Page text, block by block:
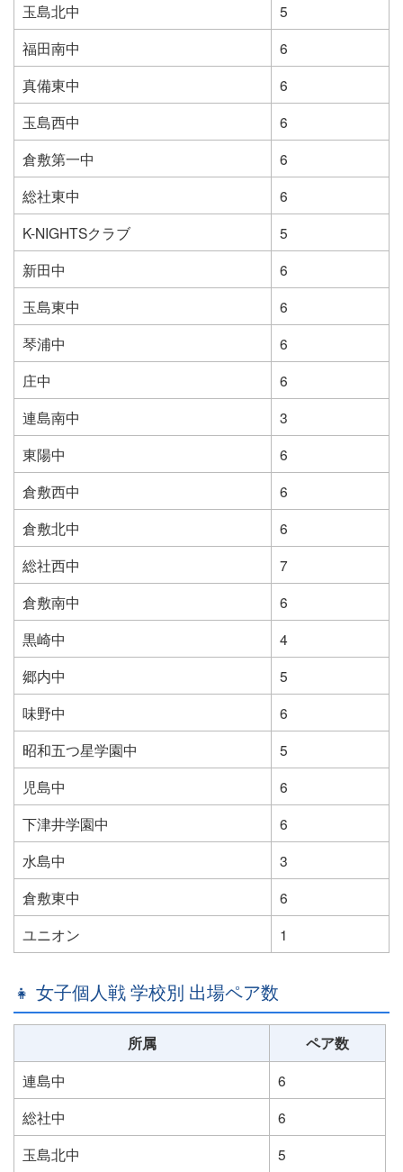
玉島北中
5
福田南中
6
真備東中
6
玉島西中
6
倉敷第一中
6
総社東中
6
K-NIGHTSクラブ
5
新田中
6
玉島東中
6
琴浦中
6
庄中
6
連島南中
3
東陽中
6
倉敷西中
6
倉敷北中
6
総社西中
7
倉敷南中
6
黒崎中
4
郷内中
5
味野中
6
昭和五つ星学園中
5
児島中
6
下津井学園中
6
水島中
3
倉敷東中
6
ユニオン
1
👧 女子個人戦 学校別 出場ペア数
所属 ペア数
連島中
6
総社中
6
玉島北中
5